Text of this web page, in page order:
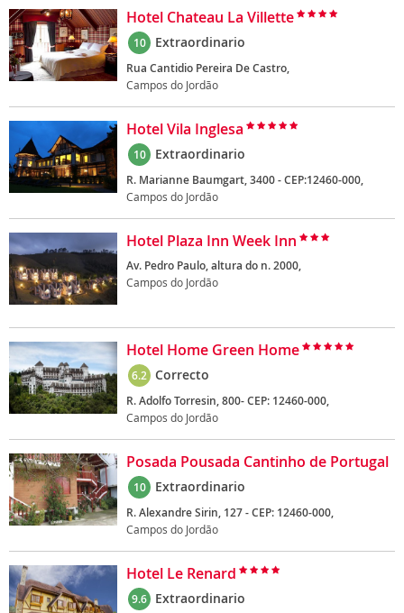
Hotel Chateau La Villette
10 Extraordinario
Rua Cantidio Pereira De Castro,
Campos do Jordão
Hotel Vila Inglesa
10 Extraordinario
R. Marianne Baumgart, 3400 - CEP:12460-000,
Campos do Jordão
Hotel Plaza Inn Week Inn
Av. Pedro Paulo, altura do n. 2000,
Campos do Jordão
Hotel Home Green Home
6.2 Correcto
R. Adolfo Torresin, 800- CEP: 12460-000,
Campos do Jordão
Posada Pousada Cantinho de Portugal
10 Extraordinario
R. Alexandre Sirin, 127 - CEP: 12460-000,
Campos do Jordão
Hotel Le Renard
9.6 Extraordinario